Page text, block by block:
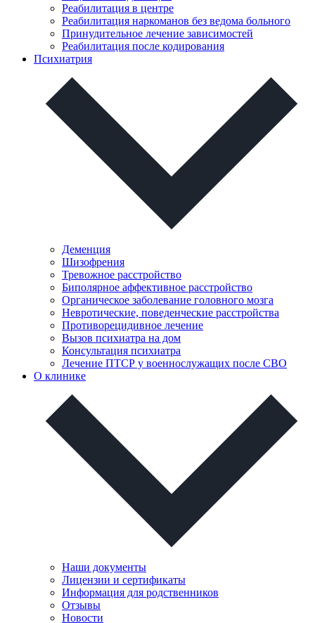
Реабилитация в центре
Реабилитация наркоманов без ведома больного
Принудительное лечение зависимостей
Реабилитация после кодирования
Психиатрия
Деменция
Шизофрения
Тревожное расстройство
Биполярное аффективное расстройство
Органическое заболевание головного мозга
Невротические, поведенческие расстройства
Противорецидивное лечение
Вызов психиатра на дом
Консультация психиатра
Лечение ПТСР у военнослужащих после СВО
О клинике
Наши документы
Лицензии и сертификаты
Информация для родственников
Отзывы
Новости